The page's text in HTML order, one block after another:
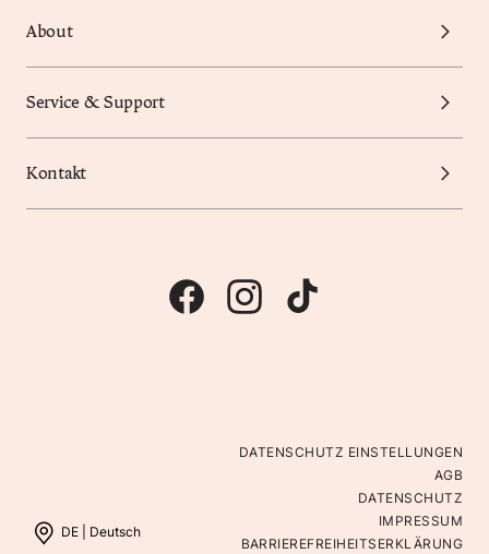
About
Service & Support
Kontakt
DE | Deutsch
DATENSCHUTZ EINSTELLUNGEN
AGB
DATENSCHUTZ
IMPRESSUM
BARRIEREFREIHEITSERKLÄRUNG